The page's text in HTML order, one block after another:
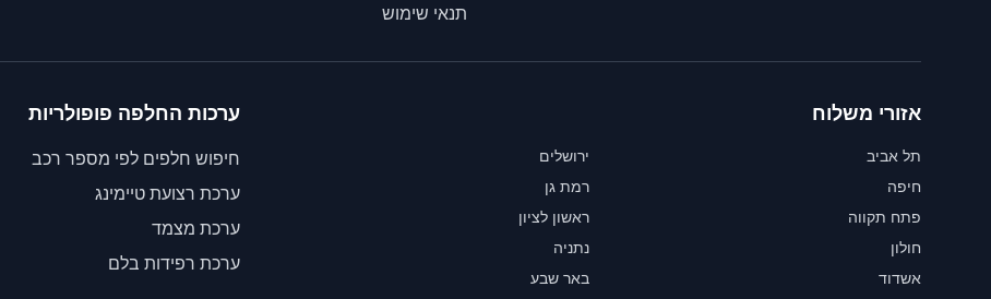
תנאי שימוש
אזורי משלוח
תל אביב
ירושלים
חיפה
רמת גן
פתח תקווה
ראשון לציון
חולון
נתניה
אשדוד
באר שבע
ערכות החלפה פופולריות
חיפוש חלפים לפי מספר רכב
ערכת רצועת טיימינג
ערכת מצמד
ערכת רפידות בלם